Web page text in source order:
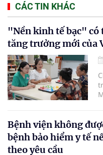
CÁC TIN KHÁC
"Nền kinh tế bạc"
tăng trưởng mới của
Bệnh viện không
bệnh bảo hiểm y tế
theo yêu cầu